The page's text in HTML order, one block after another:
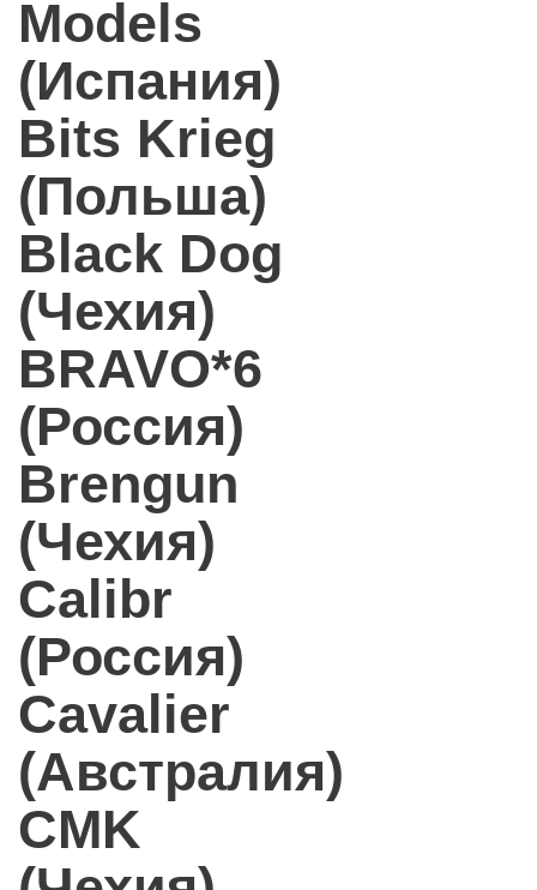
Models
(Испания)
Bits Krieg
(Польша)
Black Dog
(Чехия)
BRAVO*6
(Россия)
Brengun
(Чехия)
Calibr
(Россия)
Cavalier
(Австралия)
CMK